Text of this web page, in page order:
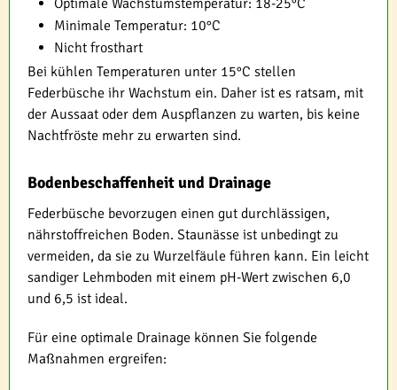
Optimale Wachstumstemperatur: 18-25°C
Minimale Temperatur: 10°C
Nicht frosthart
Bei kühlen Temperaturen unter 15°C stellen
Federbüsche ihr Wachstum ein. Daher ist es ratsam, mit
der Aussaat oder dem Auspflanzen zu warten, bis keine
Nachtfröste mehr zu erwarten sind.
Bodenbeschaffenheit und Drainage
Federbüsche bevorzugen einen gut durchlässigen,
nährstoffreichen Boden. Staunässe ist unbedingt zu
vermeiden, da sie zu Wurzelfäule führen kann. Ein leicht
sandiger Lehmboden mit einem pH-Wert zwischen 6,0
und 6,5 ist ideal.
Für eine optimale Drainage können Sie folgende
Maßnahmen ergreifen: